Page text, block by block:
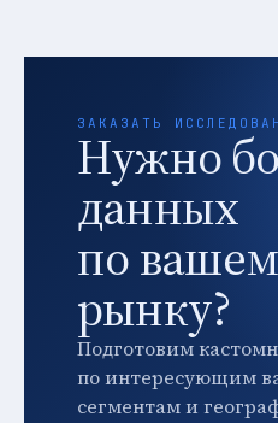
ЗАКАЗАТЬ
Нужно
данных
по
рынку?
Подготовим
по интересующим
сегментам и